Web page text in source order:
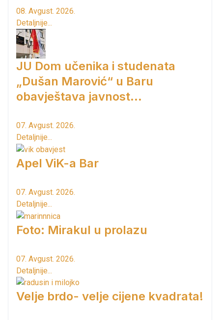
08. Avgust. 2026.
Detaljnije...
JU Dom učenika i studenata
„Dušan Marović“ u Baru
obavještava javnost...
07. Avgust. 2026.
Detaljnije...
Apel ViK-a Bar
07. Avgust. 2026.
Detaljnije...
Foto: Mirakul u prolazu
07. Avgust. 2026.
Detaljnije...
Velje brdo- velje cijene kvadrata!